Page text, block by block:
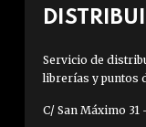
Servicio de
librerías y puntos
C/ San Máximo 31